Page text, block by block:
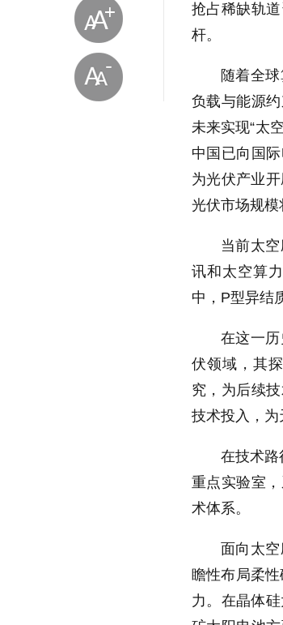
抢占稀缺轨
杆。
随着全
负载与能源
未来实现“太
中国已向国
为光伏产业
光伏市场规模
当前太
讯和太空算
中，P型异结
在这一
伏领域，其
究，为后续
技术投入，为
在技术路
重点实验室
术体系。
面向太
瞻性布局柔
力。在晶体